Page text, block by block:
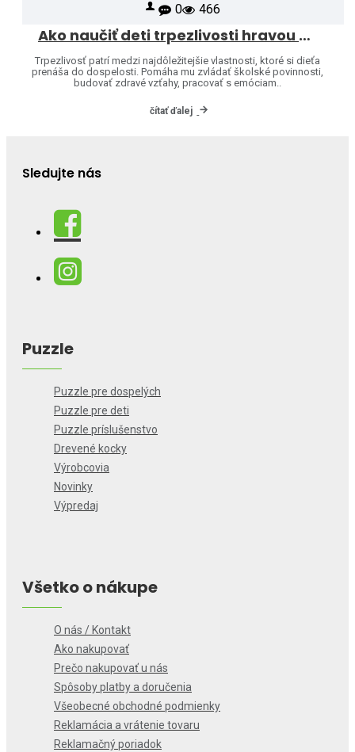
0 466
Ako naučiť deti trpezlivosti hravou formou
Trpezlivosť patrí medzi najdôležitejšie vlastnosti, ktoré si dieťa
prenáša do dospelosti. Pomáha mu zvládať školské povinnosti,
budovať zdravé vzťahy, pracovať s emóciam..
čítať ďalej
Sledujte nás
Puzzle
Puzzle pre dospelých
Puzzle pre deti
Puzzle príslušenstvo
Drevené kocky
Výrobcovia
Novinky
Výpredaj
Všetko o nákupe
O nás / Kontakt
Ako nakupovať
Prečo nakupovať u nás
Spôsoby platby a doručenia
Všeobecné obchodné podmienky
Reklamácia a vrátenie tovaru
Reklamačný poriadok